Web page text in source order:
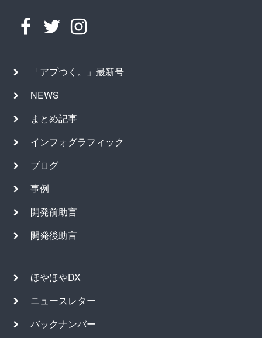
「アプつく。」最新号
NEWS
まとめ記事
インフォグラフィック
ブログ
事例
開発前助言
開発後助言
ほやほやDX
ニュースレター
バックナンバー